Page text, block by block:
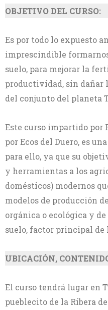
OBJETIVO DEL CURSO:
Es por todo lo expuesto
imprescindible
suelo, para mejorar la
productividad, sin dañar
del conjunto del planeta
Este curso impartido por
por Ecos del Duero, es
para ello, ya que su
y herramientas a los
domésticos) modernos
modelos de producción
orgánica o ecológica y
suelo, factor principal de
UBICACIÓN,
El curso tendrá lugar en
pueblecito de la Ribera